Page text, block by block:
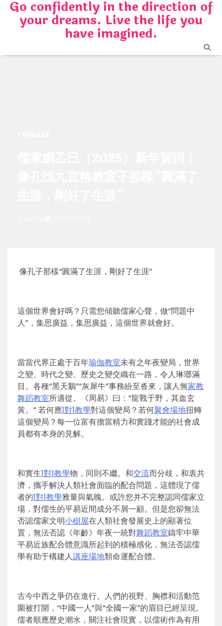
Skip
content
Go confidently in the direction of
your dreams. Live the life you
have imagined.
像孔子那樣“圓滿了生涯，剛好了生涯”
這個世界會好嗎？只需您傾聽儒家心聲，做“問題中
人”，集思廣益，集思廣益，這個世界就會好。
當當代界正處于百年瑜伽教室未有之年夜變局，世界
之變、時代之變、歷史之變交織在一路，令人琳瑯滿
目。各種“黑天鵝”“灰犀牛”事務紛至沓來，讓人無家教
舞蹈教室所適從。《周易》曰：“龍戰于野，其血玄
黃。” 若何應1對1教學對這個變局？若何聚會場地扭轉
這個變局？每一位富有擔當精力和實踐才能的社會成
員都有本身的見解。
和實生1對1教學物，同則不繼。和交流而分歧，和衷共
濟，攜手解決人類社會面臨的配合問題，這體現了儒
者的1對1教學雅量與氣魄。或許您并不完整認同儒家立
場，對儒生的平易近間成分不屑一顧。但是您卻無法
否認儒家文明小樹屋在人類社會發展史上的顯著位
置，無法否認《年齡》年夜一統對舞蹈教室鑄牢中華
平易近族配合體意識所起到的積極感化，無法否認儒
學有助于構建人講座場地類命運配合體。
古今中西之爭仍在進行。人們的視野、胸襟和活動范
圍被打開，“中國一人”與“全國一家”的眉目已經呈現。
儒者順應歷史潮水，關注社會現實，以儒術作為有用